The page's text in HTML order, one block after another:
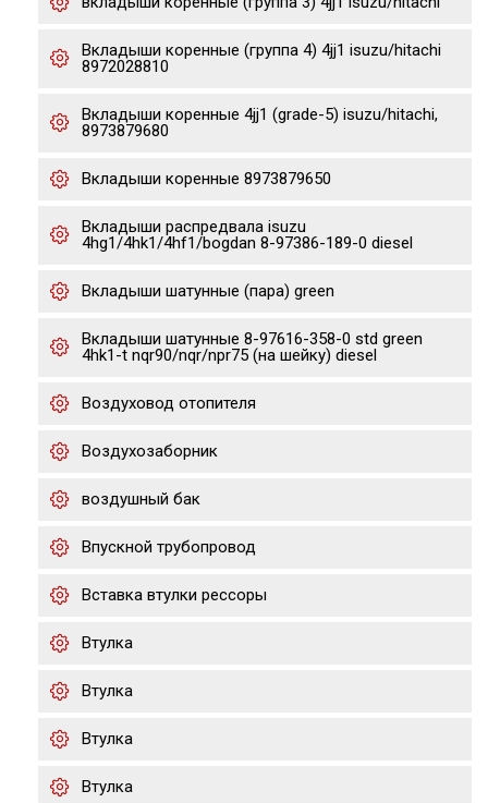
Вкладыши коренные (группа 4) 4jj1 isuzu/hitachi
8972028810
Вкладыши коренные 4jj1 (grade-5) isuzu/hitachi,
8973879680
Вкладыши коренные 8973879650
Вкладыши распредвала isuzu
4hg1/4hk1/4hf1/bogdan 8-97386-189-0 diesel
Вкладыши шатунные (пара) green
Вкладыши шатунные 8-97616-358-0 std green
4hk1-t nqr90/nqr/npr75 (на шейку) diesel
Воздуховод отопителя
Воздухозаборник
воздушный бак
Впускной трубопровод
Вставка втулки рессоры
Втулка
Втулка
Втулка
Втулка